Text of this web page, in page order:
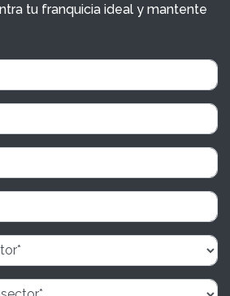
tu franquicia ideal y mantente